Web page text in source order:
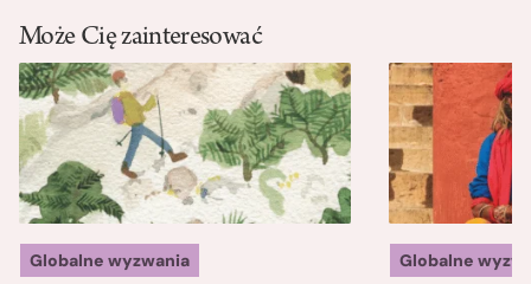
Może Cię zainteresować
Globalne wyzwania Globalne